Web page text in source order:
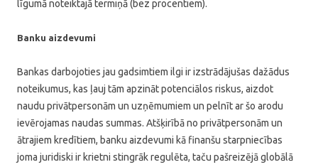
līgumā noteiktajā termiņā (bez procentiem).
Banku aizdevumi
Bankas darbojoties jau gadsimtiem ilgi ir izstrādājušas dažādus
noteikumus, kas ļauj tām apzināt potenciālos riskus, aizdot
naudu privātpersonām un uzņēmumiem un pelnīt ar šo arodu
ievērojamas naudas summas. Atšķirībā no privātpersonām un
ātrajiem kredītiem, banku aizdevumi kā finanšu starpniecības
joma juridiski ir krietni stingrāk regulēta, taču pašreizējā globālā